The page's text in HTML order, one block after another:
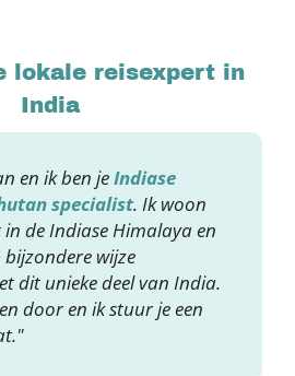
lokale reisexpert in
India
en ik ben jeIndiase
specialist. Ik woon
de Indiase Himalaya en
wijze
dit unieke deel van India.
door en ik stuur je een